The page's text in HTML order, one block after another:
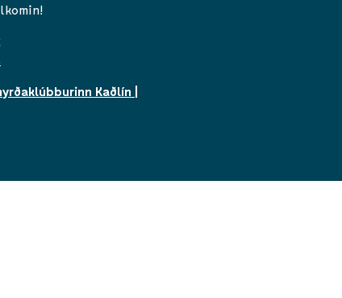
Kaðlín |